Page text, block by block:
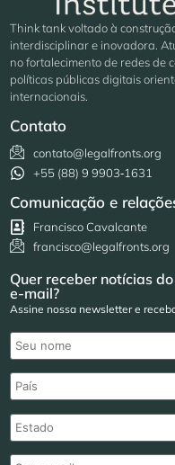
Think tank voltado à
interdisciplinar e inovadora.
no fortalecimento de redes de
políticas públicas digitais
internacionais.
Contato
contato@legalfronts.org
+55 (88) 9 9903‑1631
Comunicação e
Francisco Cavalcante
francisco@legalfronts.org
Quer receber notícias do
e-mail?
Assine nossa newsletter e